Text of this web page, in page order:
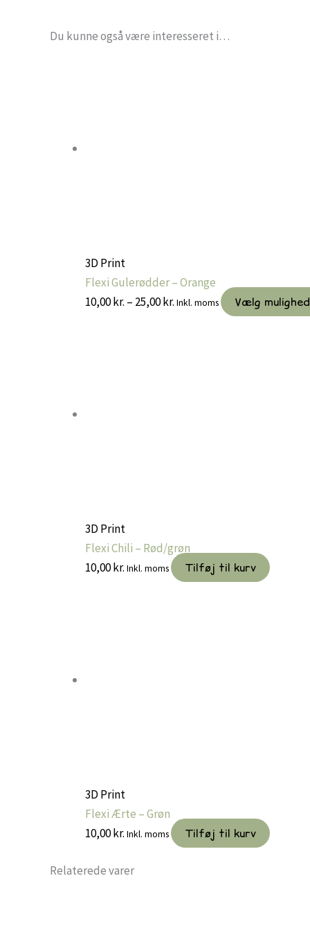
Du kunne også være interesseret i…
3D Print
Flexi Gulerødder – Orange
10,00kr. – 25,00kr.Prisinterval:
Inkl. moms Vælg
3D Print
Flexi Chili – Rød/grøn
10,00kr. Inkl. moms Tilføj til kurv
3D Print
Flexi Ærte – Grøn
10,00kr. Inkl. moms Tilføj til kurv
Relaterede varer